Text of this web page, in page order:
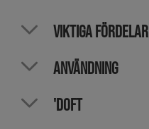
VIKTIGA FÖRDELAR
ANVÄNDNING
'DOFT